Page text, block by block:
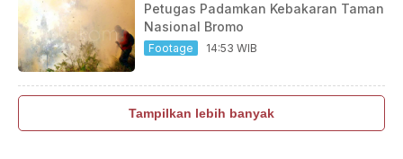
Petugas Padamkan Kebakaran Taman
Nasional Bromo
Footage 14:53 WIB
Tampilkan lebih banyak